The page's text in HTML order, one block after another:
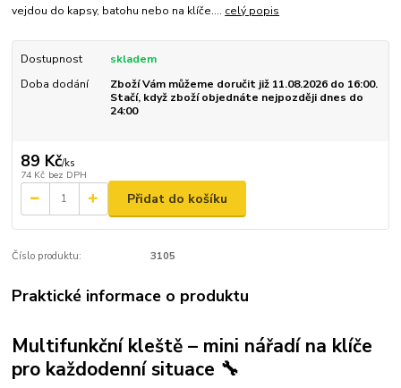
vejdou do kapsy, batohu nebo na klíče.... celý popis
Dostupnost
skladem
Doba dodání
Zboží Vám můžeme doručit již 11.08.2026 do 16:00.
Stačí, když zboží objednáte nejpozději dnes do
24:00
89 Kč/ks
74 Kč bez DPH
Přidat do košíku
Číslo produktu: 3105
Praktické informace o produktu
Multifunkční kleště – mini nářadí na klíče
pro každodenní situace 🔧